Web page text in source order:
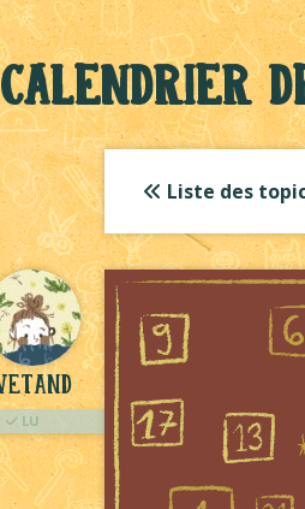
Calendrier
Liste des
LU